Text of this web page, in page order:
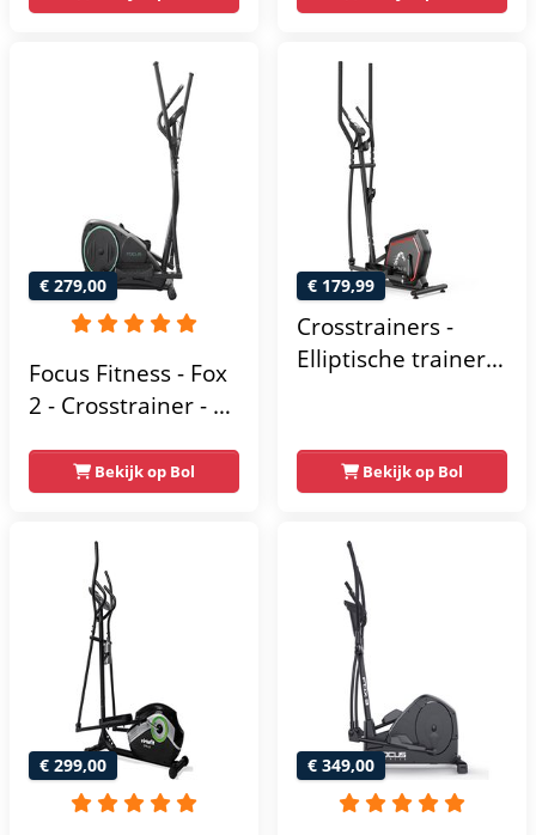
Bluetooth Kinomap
& Zwift - Fitness
Trainer met 24
trainingsprogramma’s
- Nauwkeurige
Hartslagmeter
tablethouder -
Elliptische Trainer -
Crosstrainer
Fitness
€ 279,00
Focus Fitness - Fox
2 - Crosstrainer - 16
Weerstandsniveaus
Bekijk op Bol
€ 179,99
Crosstrainers -
Elliptische trainer
- Magnetische
weerstand met 16
scherm - Zwart
Bekijk op Bol
€ 299,00 € 349,00